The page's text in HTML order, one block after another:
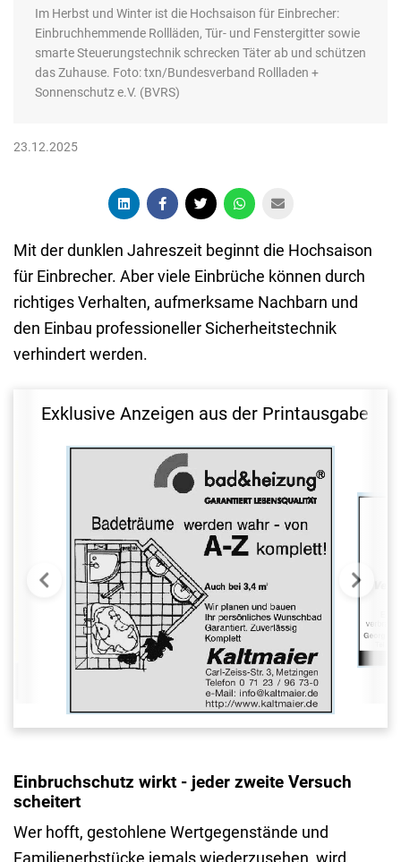
Im Herbst und Winter ist die Hochsaison für Einbrecher:
Einbruchhemmende Rollläden, Tür- und Fenstergitter sowie
smarte Steuerungstechnik schrecken Täter ab und schützen
das Zuhause. Foto: txn/Bundesverband Rollladen +
Sonnenschutz e.V. (BVRS)
23.12.2025
Mit der dunklen Jahreszeit beginnt die Hochsaison
für Einbrecher. Aber viele Einbrüche können durch
richtiges Verhalten, aufmerksame Nachbarn und
den Einbau professioneller Sicherheitstechnik
verhindert werden.
Exklusive Anzeigen aus der Printausgabe
Einbruchschutz wirkt - jeder zweite Versuch
scheitert
Wer hofft, gestohlene Wertgegenstände und